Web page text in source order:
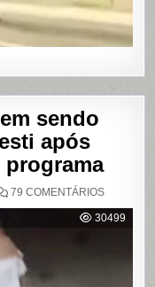
SÃO
PAULO
sendo
após
79 COMENTÁRIOSEM
MOSTRA
HOMEM
30499